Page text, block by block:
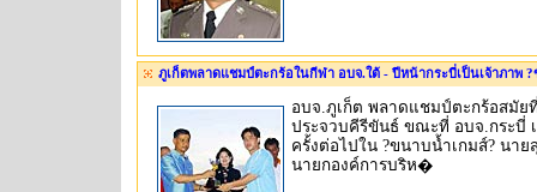
ภูเก็ตพลาดแชมป์ตะกร้อในกีฬา อบจ.ใต้ - ปีหน้ากระบี่เป็นเจ้าภาพ
อบจ.ภูเก็ต พลาดแชมป์ตะกร้อสมัย
ประจวบคีรีขันธ์ ขณะที่ อบจ.กระบี่
ครั้งต่อไปใน ?ขนาบน้ำเกมส์? นาย
นายกองค์การบริห�